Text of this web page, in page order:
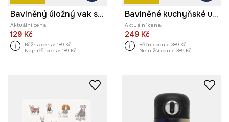
Bavlněný úložný vak s potiskem, 30 x 40 cm
Aktuální cena:
129 Kč
Běžná cena: 189 Kč
Nejnižší cena: 189 Kč
Bavlněné kuchyňské utěrky se vzorem (2-pack)
Aktuální cena:
249 Kč
Běžná cena: 389 Kč
Nejnižší cena: 389 Kč